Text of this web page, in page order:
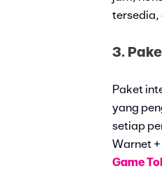
tersedia,
3.
Paket
yang
setiap
Warnet
Game